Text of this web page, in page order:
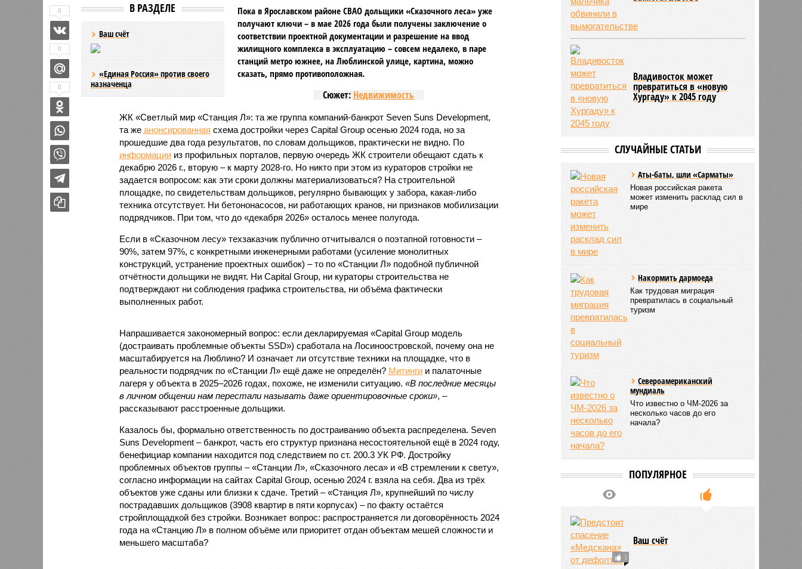
В РАЗДЕЛЕ
Ваш счёт
«Единая Россия» против своего
назначенца
Пока в Ярославском районе СВАО дольщики «Сказочного леса» уже
получают ключи – в мае 2026 года были получены заключение о
соответствии проектной документации и разрешение на ввод
жилищного комплекса в эксплуатацию – совсем недалеко, в паре
станций метро южнее, на Люблинской улице, картина, можно
сказать, прямо противоположная.
Сюжет: Недвижимость
ЖК «Светлый мир «Станция Л»: та же группа компаний-банкрот Seven Suns Development,
та же анонсированная схема достройки через Capital Group осенью 2024 года, но за
прошедшие два года результатов, по словам дольщиков, практически не видно. По
информациииз профильных порталов, первую очередь ЖК строители обещают сдать к
декабрю 2026 г., вторую – к марту 2028-го. Но никто при этом из кураторов стройки не
задается вопросом: как эти сроки должны материализоваться? На строительной
площадке, по свидетельствам дольщиков, регулярно бывающих у забора, какая-либо
техника отсутствует. Ни бетононасосов, ни работающих кранов, ни признаков мобилизации
подрядчиков. При том, что до «декабря 2026» осталось менее полугода.
Если в «Сказочном лесу» техзаказчик публично отчитывался о поэтапной готовности –
90%, затем 97%, с конкретными инженерными работами (усиление монолитных
конструкций, устранение проектных ошибок) – то по «Станции Л» подобной публичной
отчётности дольщики не видят. Ни Capital Group, ни кураторы строительства не
подтверждают ни соблюдения графика строительства, ни объёма фактически
выполненных работ.
Напрашивается закономерный вопрос: если декларируемая «Capital Group модель
(достраивать проблемные объекты SSD») сработала на Лосиноостровской, почему она не
масштабируется на Люблино? И означает ли отсутствие техники на площадке, что в
реальности подрядчик по «Станции Л» ещё даже не определён? Митингии палаточные
лагеря у объекта в 2025–2026 годах, похоже, не изменили ситуацию. «В последние месяцы
в личном общении нам перестали называть даже ориентировочные сроки», –
рассказывают расстроенные дольщики.
Казалось бы, формально ответственность по достраиванию объекта распределена. Seven
Suns Development – банкрот, часть его структур признана несостоятельной ещё в 2024 году,
бенефициар компании находится под следствием по ст. 200.3 УК РФ. Достройку
проблемных объектов группы – «Станции Л», «Сказочного леса» и «В стремлении к свету»,
согласно информации на сайтах Capital Group, осенью 2024 г. взяла на себя. Два из трёх
объектов уже сданы или близки к сдаче. Третий – «Станция Л», крупнейший по числу
пострадавших дольщиков (3908 квартир в пяти корпусах) – по факту остаётся
стройплощадкой без стройки. Возникает вопрос: распространяется ли договорённость 2024
года на «Станцию Л» в полном объёме или приоритет отдан объектам мешей сложности и
меньшего масштаба?
0
0
0
Владивосток может
превратиться в «новую
Хургаду» к 2045 году
СЛУЧАЙНЫЕ СТАТЬИ
Аты-баты, шли «Сарматы»
Новая российская ракета
может изменить расклад сил в
мире
Накормить дармоеда
Как трудовая миграция
превратилась в социальный
туризм
Североамериканский
мундиаль
Что известно о ЧМ-2026 за
несколько часов до его
начала?
ПОПУЛЯРНОЕ
1
Ваш счёт